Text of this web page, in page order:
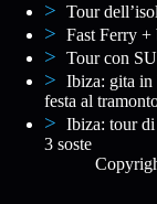
Tour
Fast Ferry
Tour con
Ibiza: gita in
festa al
Ibiza: tour
3 soste